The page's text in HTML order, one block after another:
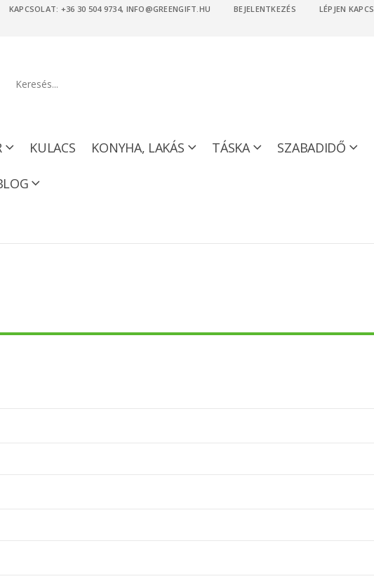
+36 30 504 9734, INFO@GREENGIFT.HU BEJELENTKEZÉS
LÉPJEN
KULACS KONYHA, LAKÁS TÁSKA SZABADIDŐ